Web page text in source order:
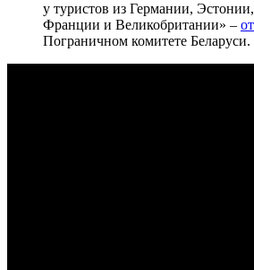
у туристов из Германии,
Франции и Великобритании» –
Пограничном комитете Беларуси.